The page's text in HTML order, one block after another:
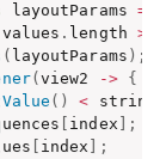
layoutParams =
values . length >
( layoutParams ) ;
( view2 ->
{
( ) < strings
index
;
index
;